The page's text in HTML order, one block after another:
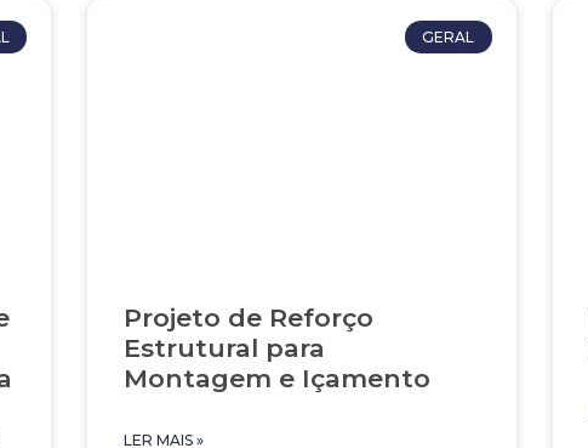
GERAL
Projeto de Reforço
Estrutural para
Montagem e Içamento
LER MAIS »